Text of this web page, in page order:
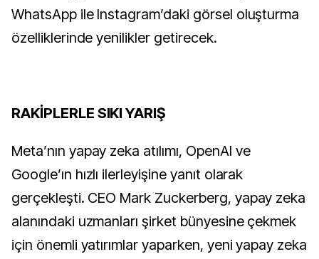
WhatsApp ile Instagram’daki görsel oluşturma
özelliklerinde yenilikler getirecek.
RAKİPLERLE SIKI YARIŞ
Meta’nın yapay zeka atılımı, OpenAI ve
Google’ın hızlı ilerleyişine yanıt olarak
gerçekleşti. CEO Mark Zuckerberg, yapay zeka
alanındaki uzmanları şirket bünyesine çekmek
için önemli yatırımlar yaparken, yeni yapay zeka